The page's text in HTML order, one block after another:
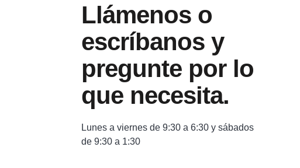
Llámenos o
escríbanos y
pregunte por lo
que necesita.
Lunes a viernes de 9:30 a 6:30 y sábados
de 9:30 a 1:30